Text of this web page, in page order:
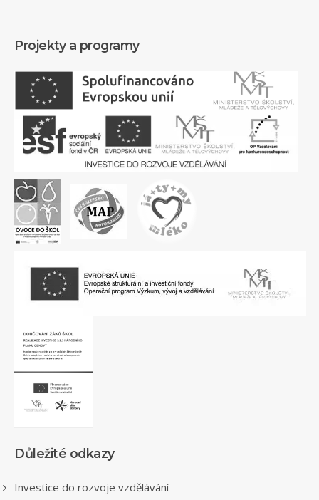
Projekty a programy
Důležité odkazy
Investice do rozvoje vzdělávání